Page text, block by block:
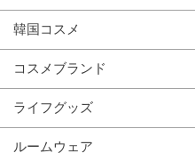
韓国コスメ
コスメブランド
ライフグッズ
ルームウェア